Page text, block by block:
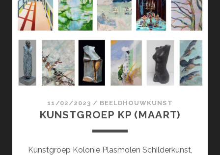
EN
TEKENINGEN
(APRIL)
11/02/2023 / BEELDHOUWKUNST
KUNSTGROEP KP (MAART)
Kunstgroep Kolonie Plasmolen Schilderkunst,